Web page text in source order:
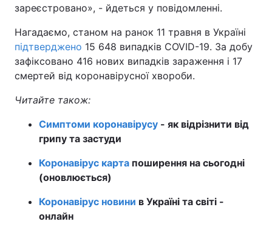
зареєстровано», - йдеться у повідомленні.
Нагадаємо, станом на ранок 11 травня в Україні
підтверджено 15 648 випадків COVID-19. За добу
зафіксовано 416 нових випадків зараження і 17
смертей від коронавірусної хвороби.
Читайте також:
Симптоми коронавірусу - як відрізнити від
грипу та застуди
Коронавірус карта поширення на сьогодні
(оновлюється)
Коронавірус новини в Україні та світі -
онлайн